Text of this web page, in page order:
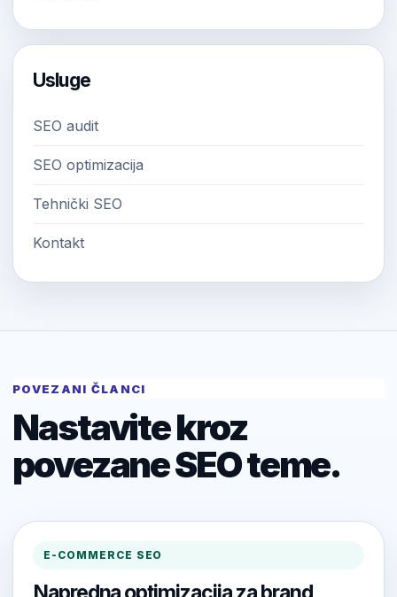
Usluge
SEO audit
SEO optimizacija
Tehnički SEO
Kontakt
POVEZANI ČLANCI
Nastavite kroz
povezane SEO teme.
E-COMMERCE SEO